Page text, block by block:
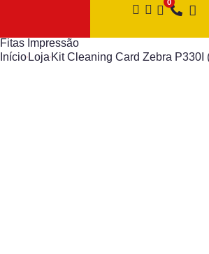
Fitas Impressão
Início Loja Kit Cleaning Card Zebra P330I